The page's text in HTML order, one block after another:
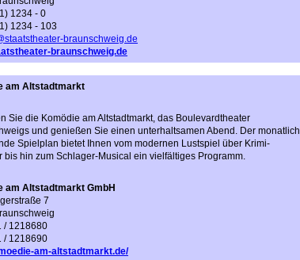
1234 - 0
1234 - 103
braunschweig.de
braunschweig.de
am Altstadtmarkt
Sie die Komödie am Altstadtmarkt, das Boulevardtheater
und genießen Sie einen unterhaltsamen Abend. Der monatlich
Spielplan bietet Ihnen vom modernen Lustspiel über Krimi-
bis hin zum Schlager-Musical ein vielfältiges Programm.
am Altstadtmarkt GmbH
7
/ 1218680
/ 1218690
am-altstadtmarkt.de/